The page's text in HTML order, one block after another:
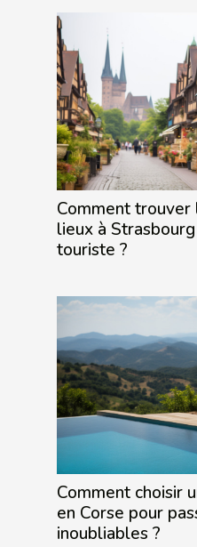
Comment
lieux à
touriste ?
Comment choisir
en Corse pour
inoubliables ?